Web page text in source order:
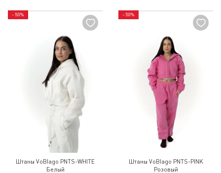
- 50%
Штаны VoBlago PNTS-WHITE
Белый
- 50%
Штаны VoBlago PNTS-PINK
Розовый